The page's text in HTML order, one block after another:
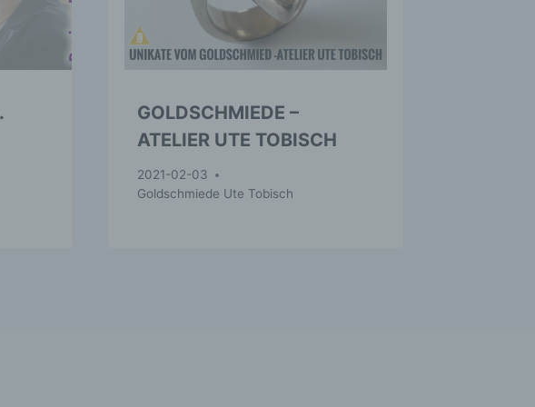
GOLDSCHMIEDE –
ATELIER UTE TOBISCH
2021-02-03
Goldschmiede Ute Tobisch
Person beziehen, zu
Arbeitsleistung,
Vorlieben, Interessen,
dieser
Daten ohne
mehr einer spezifischen
oder andere